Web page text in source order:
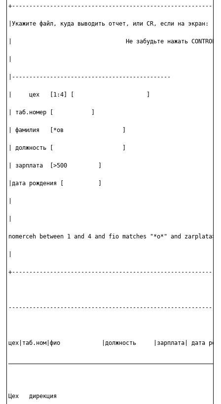
|Укажите файл, куда выводить отчет, или CR, если на экран:
|                                 Не забудьте нажать CONTROL-
|----------------------------------------------
|     цех   [1:4] [                     ]
| таб.номер [           ]
| фамилия   [*ов                 ]
| должность [                    ]
| зарплата  [>500         ]
|дата рождения [          ]
nomerceh between 1 and 4 and fio matches "*о*" and
цех|таб.ном|фио            |должность     |зарплата| дата
Цех   дирекция